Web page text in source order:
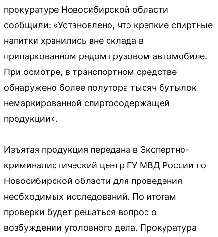
прокуратуре Новосибирской области
сообщили: «Установлено, что крепкие спиртные
напитки хранились вне склада в
припаркованном рядом грузовом автомобиле.
При осмотре, в транспортном средстве
обнаружено более полутора тысяч бутылок
немаркированной спиртосодержащей
продукции».
Изъятая продукция передана в Экспертно-
криминалистический центр ГУ МВД России по
Новосибирской области для проведения
необходимых исследований. По итогам
проверки будет решаться вопрос о
возбуждении уголовного дела. Прокуратура